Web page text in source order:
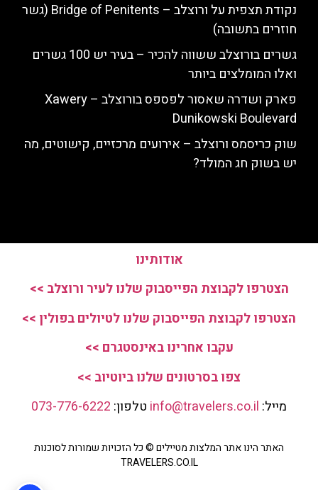
נקודת תצפית על ורוצלב – Bridge of Penitents (גשר
חוזרים בתשובה)
גשרים בורוצלב ששווה להכיר – בעיר יש 100 גשרים
ואלו המומלצים ביותר
פארק ושדרה שאסור לפספס בורוצלב – Xawery
Dunikowski Boulevard
שוק כריסמס ורוצלב – אירועים מרכזיים, קישוטים, מה
יש בשוק חג המולד?
אודותינו
הצטרפו לקבוצת הפייסבוק שלנו לעיר ורוצלב >>
הצטרפו לקבוצת הפייסבוק שלנו לטיולים בפולין >>
עקבו אחרינו באינסטגרם >>
צפו בסרטונים שלנו ביוטיוב >>
מייל:
טלפון: 073-776-6222
האתר הינו אתר המלצות מטיילים © כל הזכויות שמורות לסוכנות
TRAVELERS.CO.IL